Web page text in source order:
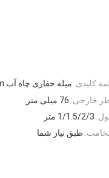
کلیدی: میله حفاری چاه آب 76mm 1/1.5/2/3m
خارجی: 76 میلی متر
1/1.5/2/3 متر
طبق نیاز شما